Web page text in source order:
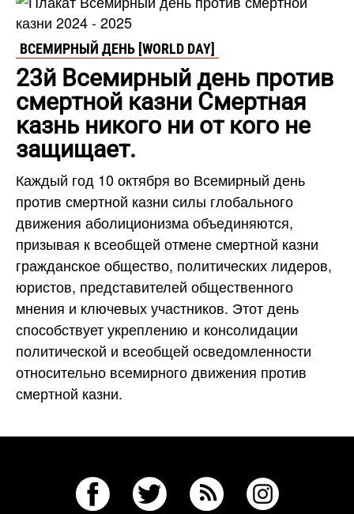
ВСЕМИРНЫЙ ДЕНЬ [WORLD DAY]
23й Всемирный день против
смертной казни Смертная
казнь никого ни от кого не
защищает.
Каждый год 10 октября во Всемирный день
против смертной казни силы глобального
движения аболиционизма объединяются,
призывая к всеобщей отмене смертной казни
гражданское общество, политических лидеров,
юристов, представителей общественного
мнения и ключевых участников. Этот день
способствует укреплению и консолидации
политической и всеобщей осведомленности
относительно всемирного движения против
смертной казни.